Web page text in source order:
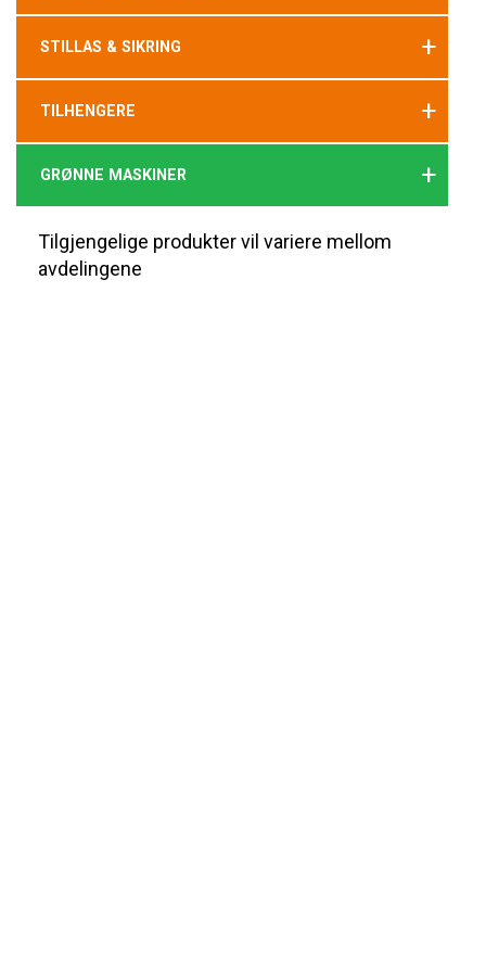
STILLAS & SIKRING +
TILHENGERE +
GRØNNE MASKINER +
Tilgjengelige produkter vil variere mellom
avdelingene